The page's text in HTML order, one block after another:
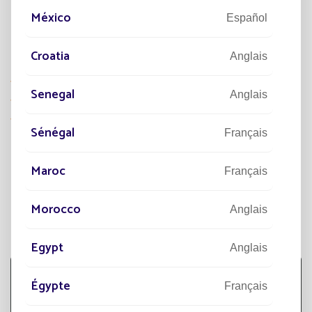
LES ENJEUX DU PROJET
Avoir une solution mobile
températures surtout en hiver.
ECLAIRAGE PUBLIC SOLAIRE
EVOLÈNE EN SUISSE
México Español
Croatia Anglais
Senegal Anglais
Sénégal Français
Maroc Français
Morocco Anglais
Egypt Anglais
Égypte Français